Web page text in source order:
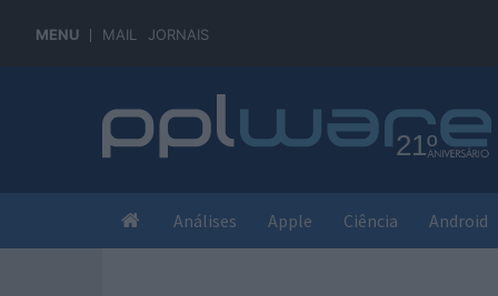
MENU MAIL JORNAIS
Análises Apple Ciência Android